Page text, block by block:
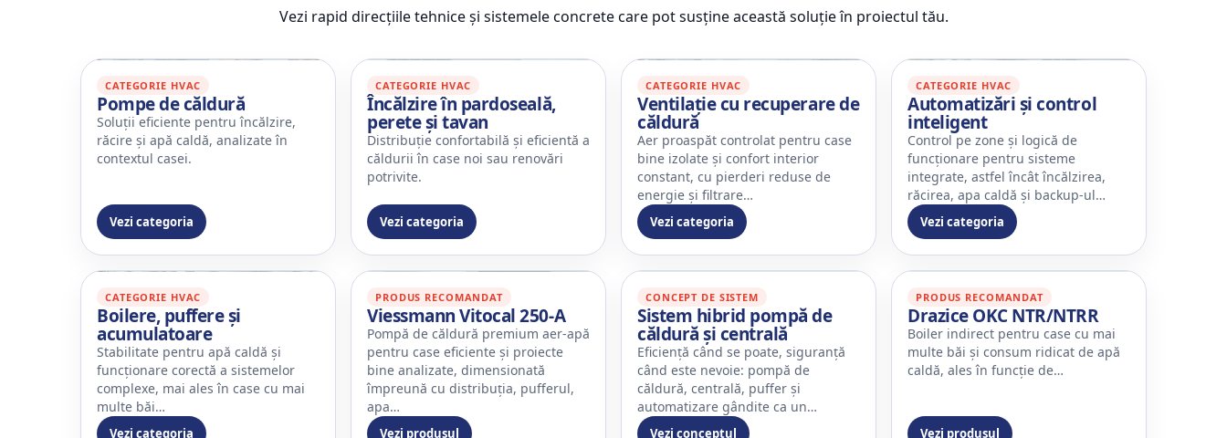
Vezi rapid direcțiile tehnice și sistemele concrete care pot susține această soluție în proiectul tău.
CATEGORIE HVAC
Pompe de căldură
Soluții eficiente pentru încălzire,
răcire și apă caldă, analizate în
contextul casei.
Vezi categoria
CATEGORIE HVAC
Încălzire în pardoseală,
perete și tavan
Distribuție confortabilă și eficientă a
căldurii în case noi sau renovări
potrivite.
Vezi categoria
CATEGORIE HVAC
Ventilație cu recuperare de
căldură
Aer proaspăt controlat pentru case
bine izolate și confort interior
constant, cu pierderi reduse de
energie și filtrare…
Vezi categoria
CATEGORIE HVAC
Automatizări și control
inteligent
Control pe zone și logică de
funcționare pentru sisteme
integrate, astfel încât încălzirea,
răcirea, apa caldă și backup-ul…
Vezi categoria
CATEGORIE HVAC
Boilere, puffere și
acumulatoare
Stabilitate pentru apă caldă și
funcționare corectă a sistemelor
complexe, mai ales în case cu mai
multe băi…
Vezi categoria
PRODUS RECOMANDAT
Viessmann Vitocal 250‑A
Pompă de căldură premium aer-apă
pentru case eficiente și proiecte
bine analizate, dimensionată
împreună cu distribuția, pufferul,
apa…
Vezi produsul
CONCEPT DE SISTEM
Sistem hibrid pompă de
căldură și centrală
Eficiență când se poate, siguranță
când este nevoie: pompă de
căldură, centrală, puffer și
automatizare gândite ca un…
Vezi conceptul
PRODUS RECOMANDAT
Drazice OKC NTR/NTRR
Boiler indirect pentru case cu mai
multe băi și consum ridicat de apă
caldă, ales în funcție de…
Vezi produsul